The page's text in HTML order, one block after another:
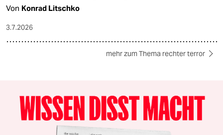
Von Konrad Litschko
3.7.2026
mehr zum Thema rechter terror